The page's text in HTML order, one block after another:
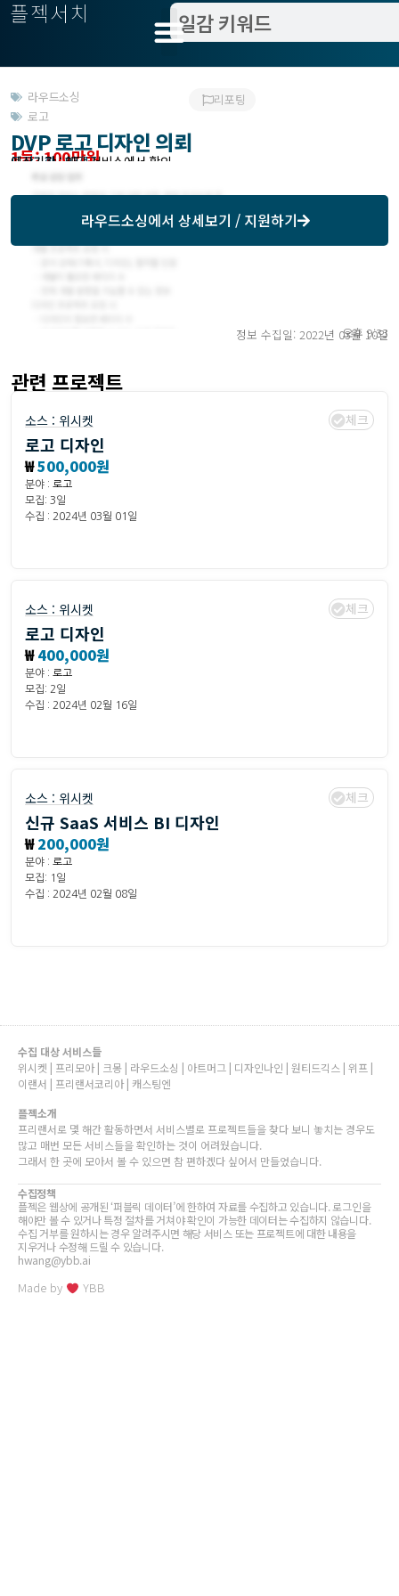
플젝서치
라우드소싱
로고
리포팅
DVP 로고 디자인 의뢰
1등: 100만원
모집기한 : 03/17
예상기간 : 해당 서비스에서 확인
라우드소싱에서 상세보기 / 지원하기
정보 수집일: 2022년 03월 10일
오후 9:33
관련 프로젝트
소스 : 위시켓 체크
로고 디자인
₩500,000원
분야 : 로고
모집: 3일
수집 : 2024년 03월 01일
소스 : 위시켓 체크
로고 디자인
₩400,000원
분야 : 로고
모집: 2일
수집 : 2024년 02월 16일
소스 : 위시켓 체크
신규 SaaS 서비스 BI 디자인
₩200,000원
분야 : 로고
모집: 1일
수집 : 2024년 02월 08일
수집 대상 서비스들
위시켓 | 프리모아 | 크몽 | 라우드소싱 | 아트머그 | 디자인나인 | 원티드긱스 | 위프 |
이랜서 | 프리랜서코리아 | 캐스팅엔
플젝소개
프리랜서로 몇 해간 활동하면서 서비스별로 프로젝트들을 찾다 보니 놓치는 경우도
많고 매번 모든 서비스들을 확인하는 것이 어려웠습니다.
그래서 한 곳에 모아서 볼 수 있으면 참 편하겠다 싶어서 만들었습니다.
수집정책
플젝은 웹상에 공개된 ‘퍼블릭 데이터’에 한하여 자료를 수집하고 있습니다. 로그인을
해야만 볼 수 있거나 특정 절차를 거쳐야 확인이 가능한 데이터는 수집하지 않습니다.
수집 거부를 원하시는 경우 알려주시면 해당 서비스 또는 프로젝트에 대한 내용을
지우거나 수정해 드릴 수 있습니다.
hwang@ybb.ai
Made by YBB